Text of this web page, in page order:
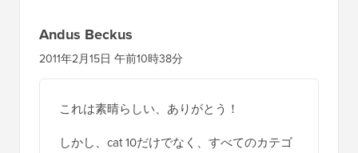
Andus Beckus
2011年2月15日 午前10時38分
これは素晴らしい、ありがとう！
しかし、cat 10だけでなく、すべてのカテゴ